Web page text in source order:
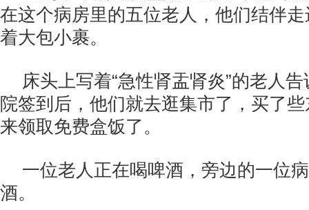
在这个病房里的五位老人，他们结伴
着大包小裹。
床头上写着“急性肾盂肾炎”的老人
院签到后，他们就去逛集市了，买了
来领取免费盒饭了。
一位老人正在喝啤酒，旁边的一位
酒。